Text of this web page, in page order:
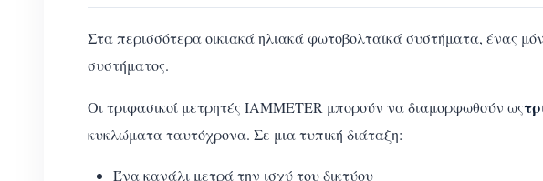
Στα περισσότερα οικιακά ηλιακά φωτοβολταϊκά συστήματα, ένας
συστήματος.
Οι τριφασικοί μετρητές IAMMETER μπορούν να διαμορφωθούν ως
κυκλώματα ταυτόχρονα. Σε μια τυπική διάταξη:
Ένα κανάλι μετρά την ισχύ του δικτύου